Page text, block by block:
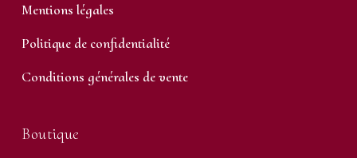
Mentions légales
Politique de confidentialité
Conditions générales de vente
Boutique